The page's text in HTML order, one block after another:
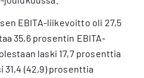
EBITA-liikevoitto oli 27,5
35,6 prosentin EBITA-
laski 17,7 prosenttia
(42,9) prosenttia